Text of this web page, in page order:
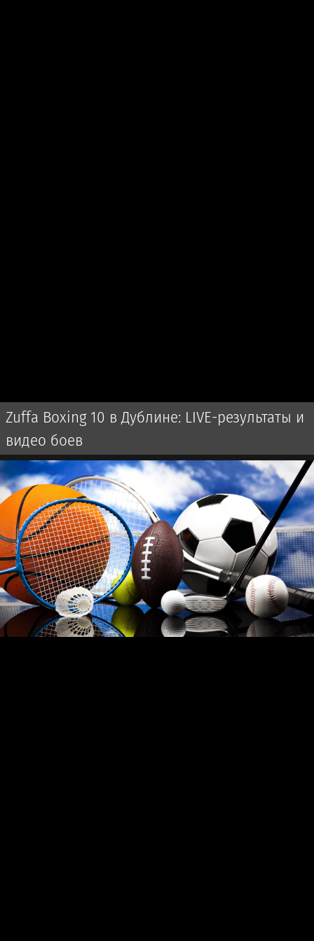
Zuffa Boxing 10 в Дублине: LIVE-результаты и
видео боев